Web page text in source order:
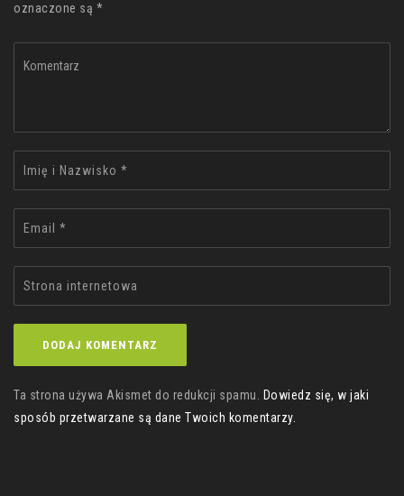
oznaczone są *
Ta strona używa Akismet do redukcji spamu.
Dowiedz się, w jaki
sposób przetwarzane są dane Twoich komentarzy.